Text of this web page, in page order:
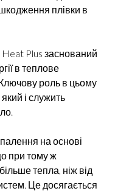
плівки в
Heat Plus заснований
в теплове
роль в цьому
і служить
на основі
при тому ж
тепла, ніж від
Це досягається